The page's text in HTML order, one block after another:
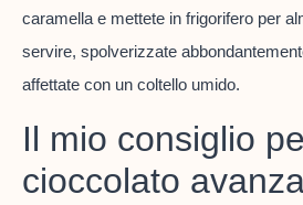
caramella e mettete in frigorifero per
servire, spolverizzate
affettate con un coltello umido.
Il mio consiglio
cioccolato